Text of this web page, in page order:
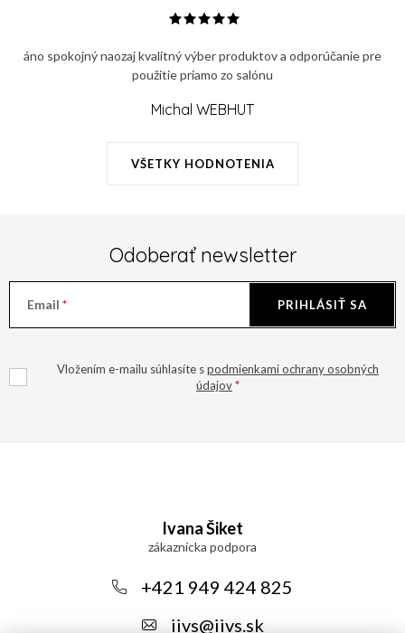
VŠETKY HODNOTENIA
áno spokojný naozaj kvalitný výber produktov a odporúčanie pre
použitie priamo zo salónu
Michal WEBHUT
Odoberať newsletter
Email
Vložením e-mailu súhlasíte spodmienkami ochrany osobných
údajov
PRIHLÁSIŤ SA
Ivana Šiket
+421 949 424 825
iivs@iivs.sk